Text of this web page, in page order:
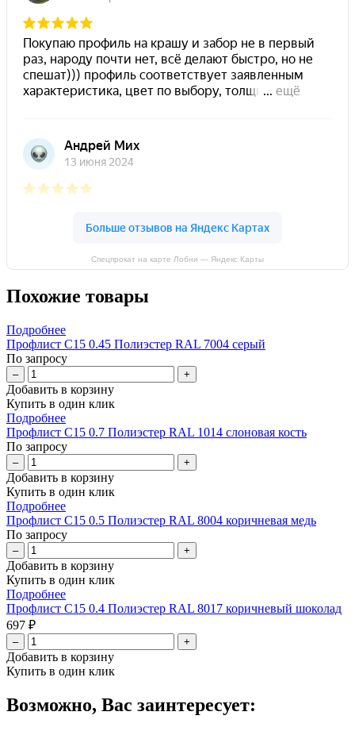
Спецпрокат на карте Лобни — Яндекс Карты
Похожие товары
Подробнее
Профлист С15 0.45 Полиэстер RAL 7004 серый
По запросу
– +
Добавить в корзину
Купить в один клик
Подробнее
Профлист С15 0.7 Полиэстер RAL 1014 слоновая кость
По запросу
– +
Добавить в корзину
Купить в один клик
Подробнее
Профлист С15 0.5 Полиэстер RAL 8004 коричневая медь
По запросу
– +
Добавить в корзину
Купить в один клик
Подробнее
Профлист С15 0.4 Полиэстер RAL 8017 коричневый шоколад
697 ₽
– +
Добавить в корзину
Купить в один клик
Возможно, Вас заинтересует: